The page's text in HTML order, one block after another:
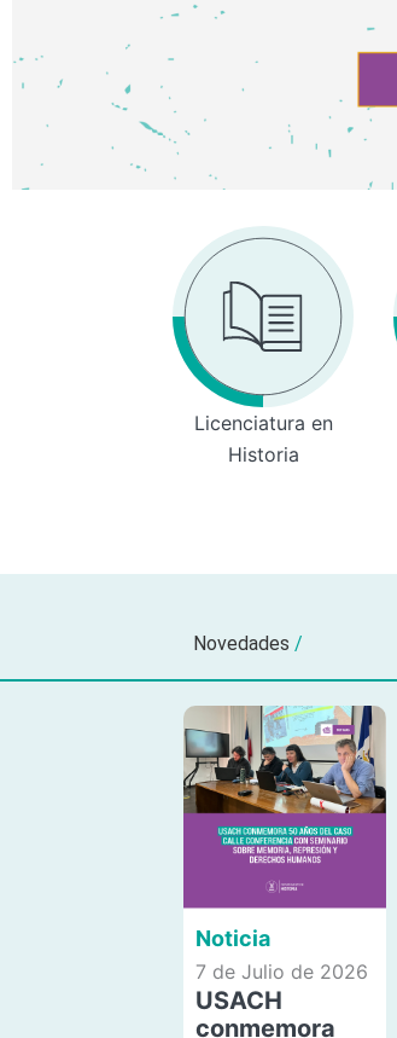
Licenciatura en
Historia
Novedades /
Noticia
7 de Julio de 2026
USACH
conmemora